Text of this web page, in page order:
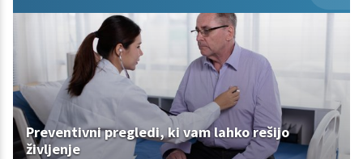
Preventivni pregledi, ki vam lahko rešijo
življenje